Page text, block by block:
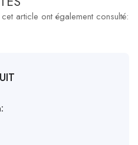
article ont également consulté: